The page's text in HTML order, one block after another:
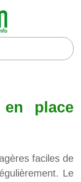
en place
faciles de
Le